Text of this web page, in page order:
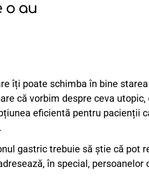
o au
îți poate schimba în bine
că vorbim despre ceva
eficientă pentru pacienții
gastric trebuie să știe că pot
în special, persoanelor